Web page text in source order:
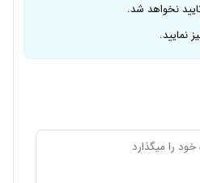
نخواهد شد.
نمایید.